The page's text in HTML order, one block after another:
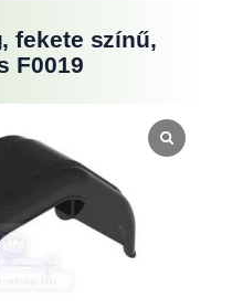
fekete színű,
F0019